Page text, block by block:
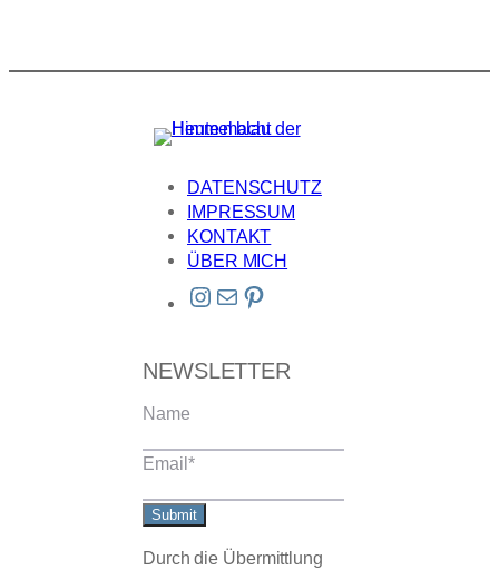
DATENSCHUTZ
IMPRESSUM
KONTAKT
ÜBER MICH
Instagram E-Mail Pinterest
NEWSLETTER
Name
Email*
Submit
Durch die Übermittlung